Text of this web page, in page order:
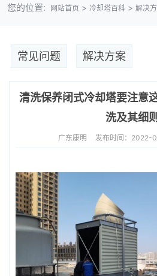
您的位置: 网站首页 > 冷却塔百科> 解决
常见问题 解决方案
清洗保养闭式冷却塔要注意
洗及其细
广东康明 发布时间：2022-